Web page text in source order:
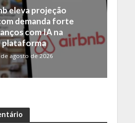
eleva projeção
demanda forte
com IA na
plataforma
agosto de 2026